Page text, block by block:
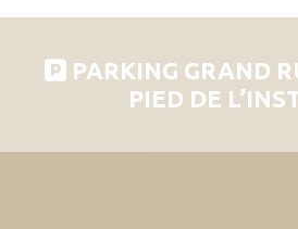
PARKING GRAND
PIED DE